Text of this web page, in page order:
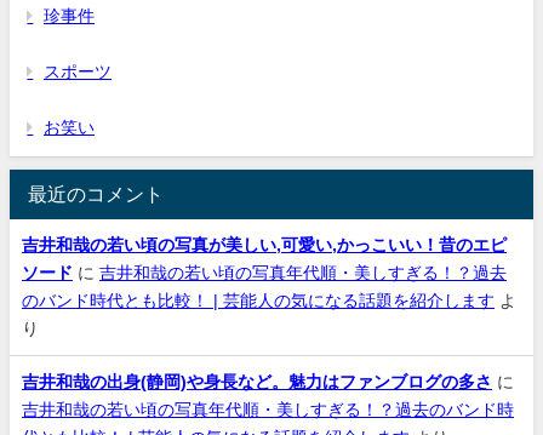
珍事件
スポーツ
お笑い
最近のコメント
吉井和哉の若い頃の写真が美しい,可愛い,かっこいい！昔のエピ
ソード に 吉井和哉の若い頃の写真年代順・美しすぎる！？過去
のバンド時代とも比較！ | 芸能人の気になる話題を紹介します よ
り
吉井和哉の出身(静岡)や身長など。魅力はファンブログの多さ に
吉井和哉の若い頃の写真年代順・美しすぎる！？過去のバンド時